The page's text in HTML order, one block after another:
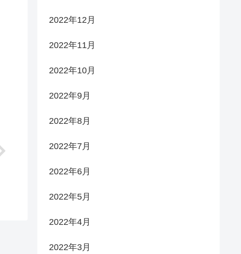
2022年12月
2022年11月
2022年10月
2022年9月
2022年8月
2022年7月
2022年6月
2022年5月
2022年4月
2022年3月